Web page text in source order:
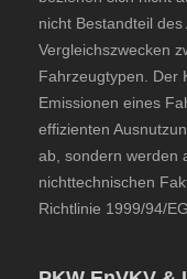
nicht Bestandteil
Vergleichszwecken
Fahrzeugtypen. Der
Emissionen eines
effizienten
ab, sondern werden
nichttechnischen
Richtlinie 1999/94/EG.